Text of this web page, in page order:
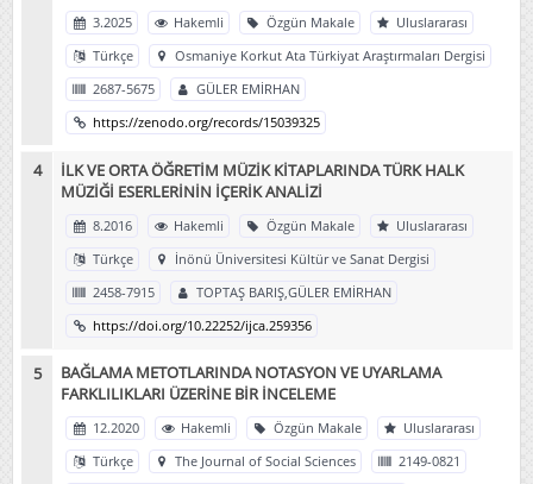
3.2025 Hakemli Özgün Makale
Uluslararası
Türkçe
Osmaniye Korkut Ata Türkiyat Araştırmaları Dergisi
2687-5675
GÜLER EMİRHAN
https://zenodo.org/records/15039325
İLK VE ORTA ÖĞRETİM MÜZİK KİTAPLARINDA TÜRK HALK
MÜZİĞİ ESERLERİNİN İÇERİK ANALİZİ
8.2016 Hakemli Özgün Makale
Uluslararası
Türkçe
İnönü Üniversitesi Kültür ve Sanat Dergisi
2458-7915
TOPTAŞ BARIŞ,GÜLER EMİRHAN
https://doi.org/10.22252/ijca.259356
BAĞLAMA METOTLARINDA NOTASYON VE UYARLAMA
FARKLILIKLARI ÜZERİNE BİR İNCELEME
12.2020 Hakemli Özgün Makale
Uluslararası
Türkçe
The Journal of Social Sciences
2149-0821